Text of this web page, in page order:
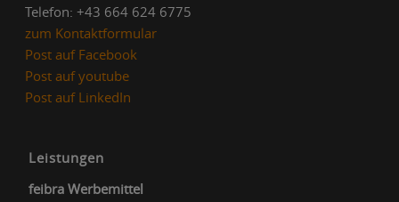
Telefon: +43 664 624 6775
zum Kontaktformular
Post auf Facebook
Post auf youtube
Post auf LinkedIn
Leistungen
feibra Werbemittel